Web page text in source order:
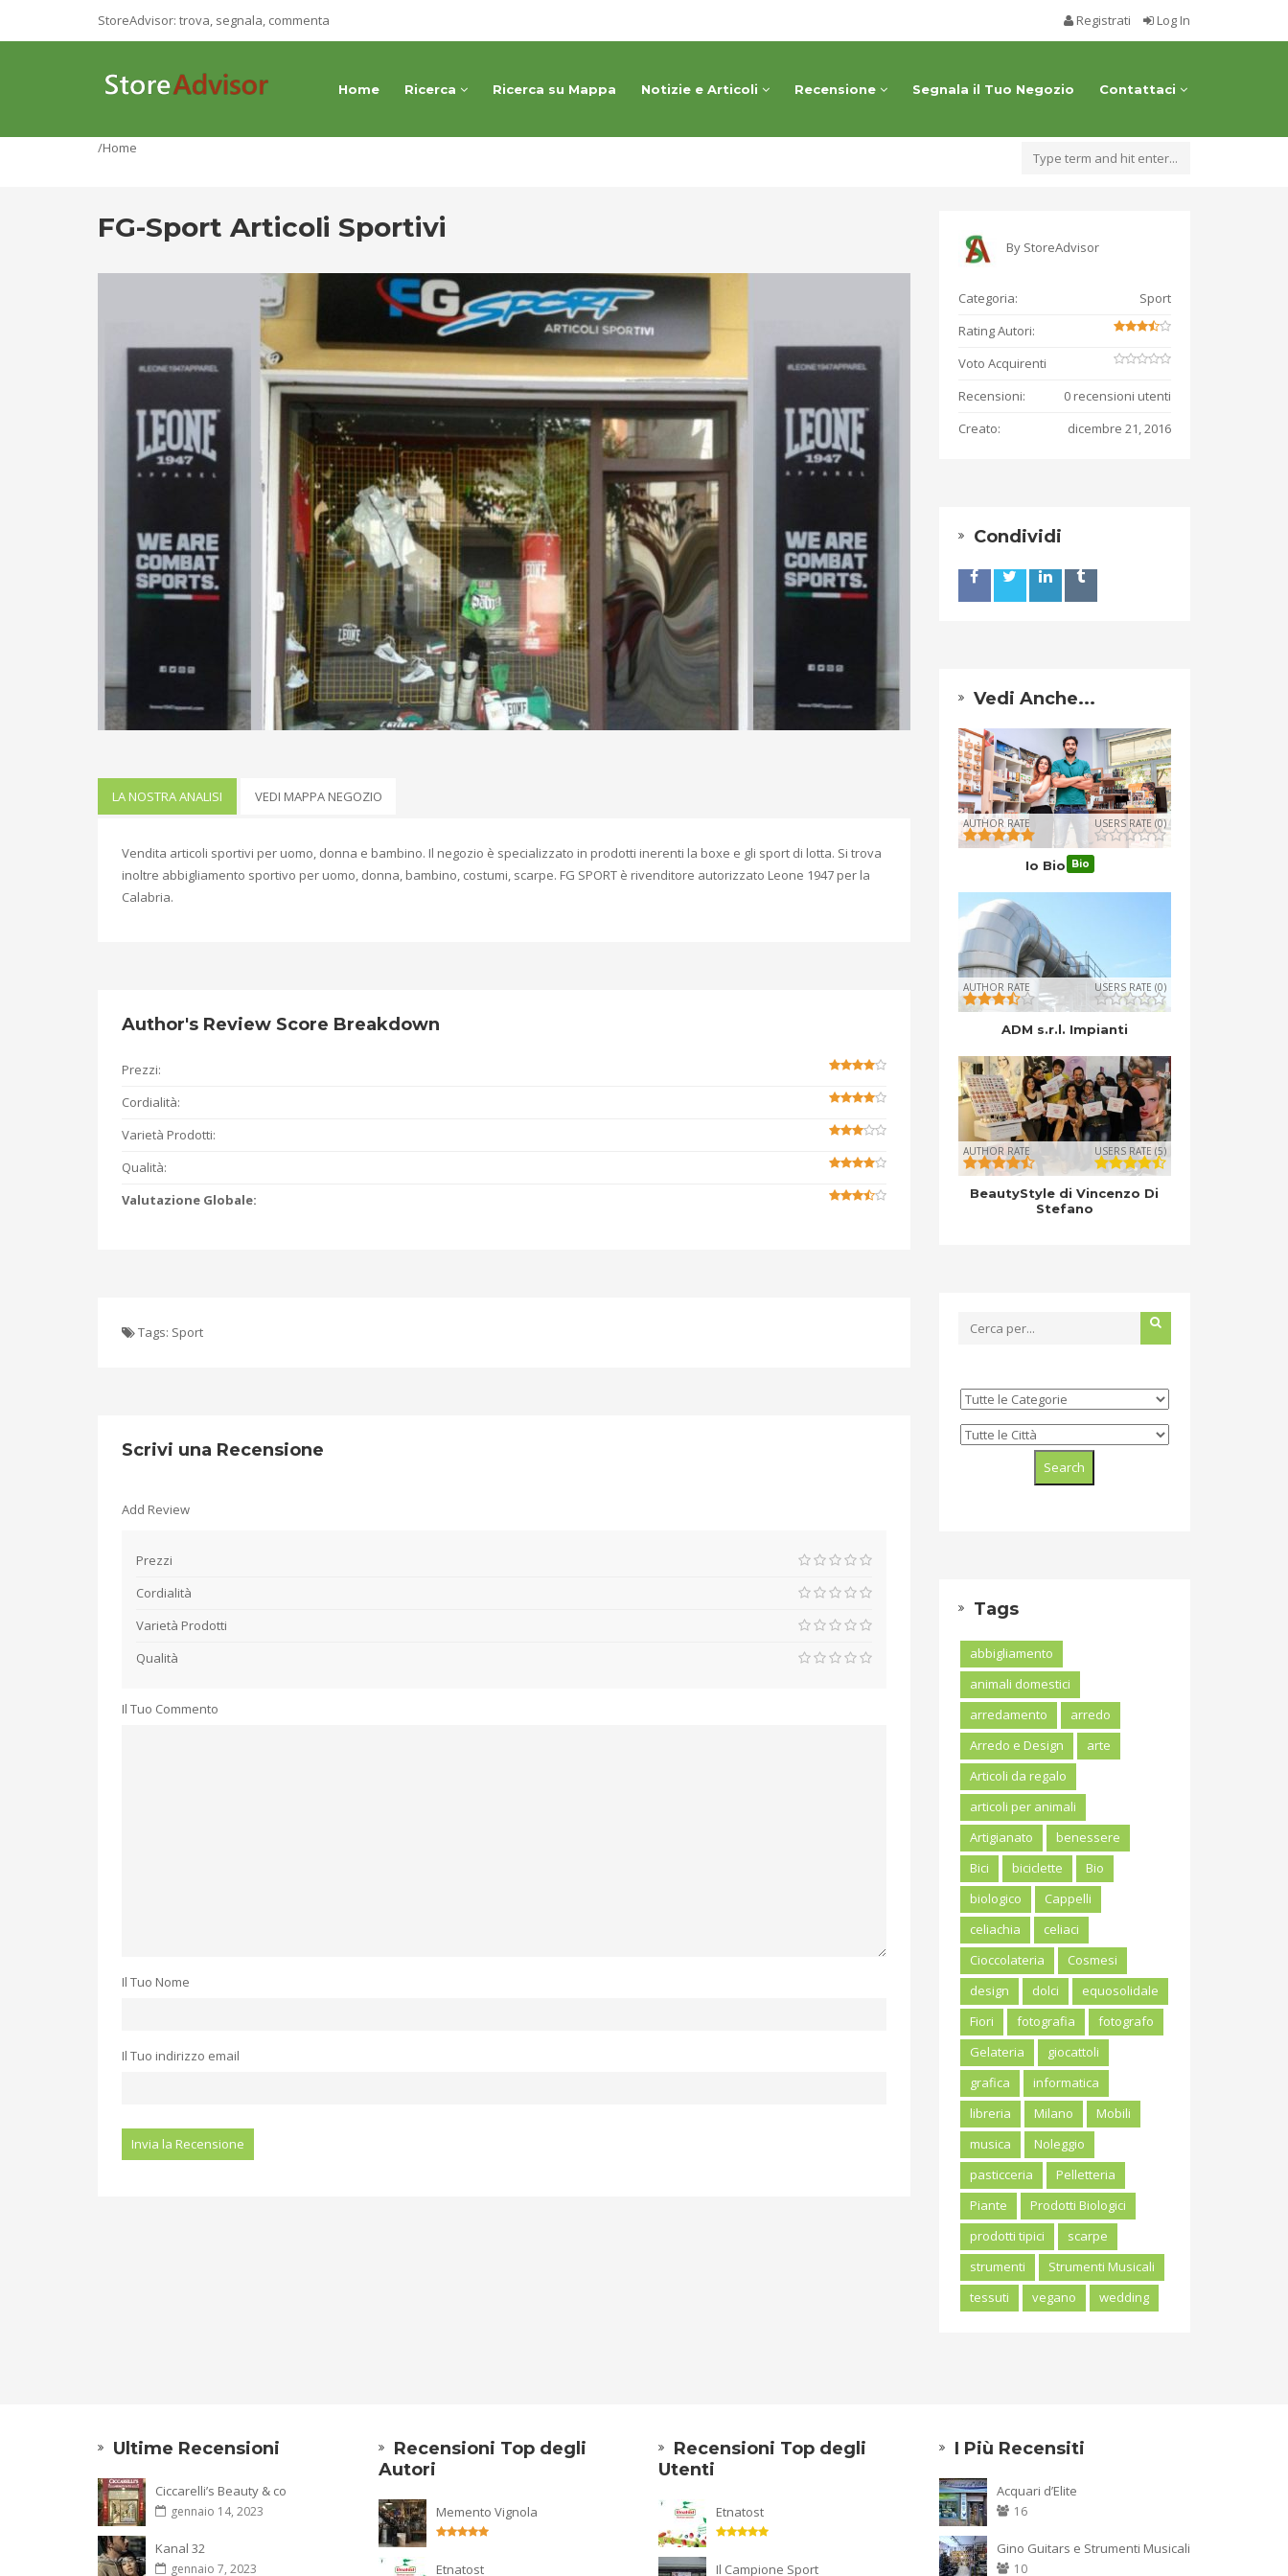
StoreAdvisor: trova, segnala, commenta Registrati Log In
Home Ricerca Ricerca su Mappa Notizie e Articoli Recensione Segnala il Tuo Negozio Contattaci
/Home
FG-Sport Articoli Sportivi
LA NOSTRA ANALISI VEDI MAPPA NEGOZIO
Vendita articoli sportivi per uomo, donna e bambino. Il negozio è specializzato in prodotti inerenti la boxe e gli sport di lotta. Si trova
inoltre abbigliamento sportivo per uomo, donna, bambino, costumi, scarpe. FG SPORT è rivenditore autorizzato Leone 1947 per la
Calabria.
Author's Review Score Breakdown
Prezzi:
Cordialità:
Varietà Prodotti:
Qualità:
Valutazione Globale:
Tags: Sport
Scrivi una Recensione
Add Review
Prezzi
Cordialità
Varietà Prodotti
Qualità
Il Tuo Commento
Il Tuo Nome
Il Tuo indirizzo email
By StoreAdvisor
Categoria:
Sport
Rating Autori:
Voto Acquirenti
Recensioni:
0 recensioni utenti
Creato:
dicembre 21, 2016
Condividi
Vedi Anche...
AUTHOR RATE USERS RATE (0)
Io Bio Bio
AUTHOR RATE USERS RATE (0)
ADM s.r.l. Impianti
AUTHOR RATE USERS RATE (5)
BeautyStyle di Vincenzo Di
Stefano
Tags
abbigliamento
animali domestici
arredamento
arredo
Arredo e Design
arte
Articoli da regalo
articoli per animali
Artigianato
benessere
Bici
biciclette
Bio
biologico
Cappelli
celiachia
celiaci
Cioccolateria
Cosmesi
design
dolci
equosolidale
Fiori
fotografia
fotografo
Gelateria
giocattoli
grafica
informatica
libreria
Milano
Mobili
musica
Noleggio
pasticceria
Pelletteria
Piante
Prodotti Biologici
prodotti tipici
scarpe
strumenti
Strumenti Musicali
tessuti
vegano wedding
Ultime Recensioni
Ciccarelli’s Beauty & co
gennaio 14, 2023
Kanal 32
gennaio 7, 2023
Recensioni Top degli
Autori
Memento Vignola
Etnatost
Recensioni Top degli
Utenti
Etnatost
Il Campione Sport
I Più Recensiti
Acquari d’Elite
16
Gino Guitars e Strumenti Musicali
10